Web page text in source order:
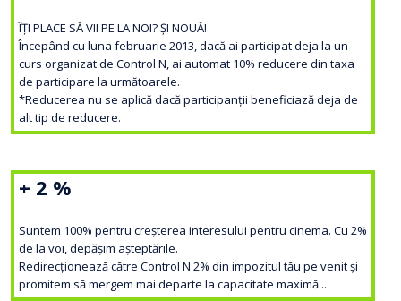
ÎȚI PLACE SĂ VII PE LA NOI? ȘI NOUĂ!
Începând cu luna februarie 2013, dacă ai participat deja la un
curs organizat de Control N, ai automat 10% reducere din taxa
de participare la următoarele.
*Reducerea nu se aplică dacă participanții beneficiază deja de
alt tip de reducere.
+ 2 %
Suntem 100% pentru creșterea interesului pentru cinema. Cu 2%
de la voi, depășim așteptările.
Redirecționează către Control N 2% din impozitul tău pe venit și
promitem să mergem mai departe la capacitate maximă...